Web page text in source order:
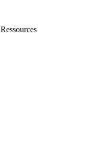
Ressources